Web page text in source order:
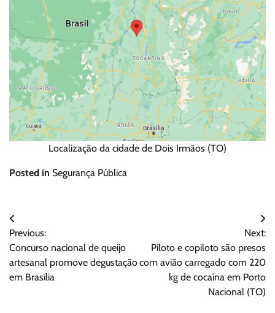
Localização da cidade de Dois Irmãos (TO)
Posted in Segurança Pública
Navegação
de
Post
Previous:
Concurso nacional de queijo
artesanal promove degustação
em Brasília
Next:
Piloto e copiloto são presos
com avião carregado com 220
kg de cocaína em Porto
Nacional (TO)